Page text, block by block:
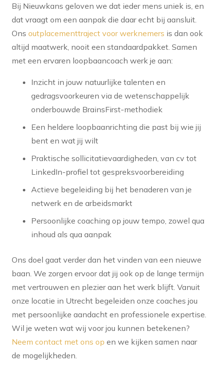
Bij Nieuwkans geloven we dat ieder mens uniek is, en
dat vraagt om een aanpak die daar echt bij aansluit.
Ons outplacementtraject voor werknemers is dan ook
altijd maatwerk, nooit een standaardpakket. Samen
met een ervaren loopbaancoach werk je aan:
Inzicht in jouw natuurlijke talenten en
gedragsvoorkeuren via de wetenschappelijk
onderbouwde BrainsFirst-methodiek
Een heldere loopbaanrichting die past bij wie jij
bent en wat jij wilt
Praktische sollicitatievaardigheden, van cv tot
LinkedIn-profiel tot gespreksvoorbereiding
Actieve begeleiding bij het benaderen van je
netwerk en de arbeidsmarkt
Persoonlijke coaching op jouw tempo, zowel qua
inhoud als qua aanpak
Ons doel gaat verder dan het vinden van een nieuwe
baan. We zorgen ervoor dat jij ook op de lange termijn
met vertrouwen en plezier aan het werk blijft. Vanuit
onze locatie in Utrecht begeleiden onze coaches jou
met persoonlijke aandacht en professionele expertise.
Wil je weten wat wij voor jou kunnen betekenen?
Neem contact met ons op en we kijken samen naar
de mogelijkheden.